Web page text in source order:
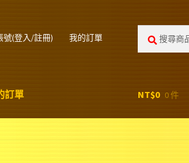
號(登入/註冊) 我的訂單
訂單 NT$0 0 件